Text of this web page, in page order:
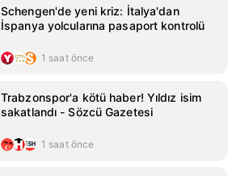
Schengen'de yeni kriz: İtalya'dan
İspanya yolcularına pasaport kontrolü
1 saat önce
Trabzonspor'a kötü haber! Yıldız isim
sakatlandı - Sözcü Gazetesi
1 saat önce